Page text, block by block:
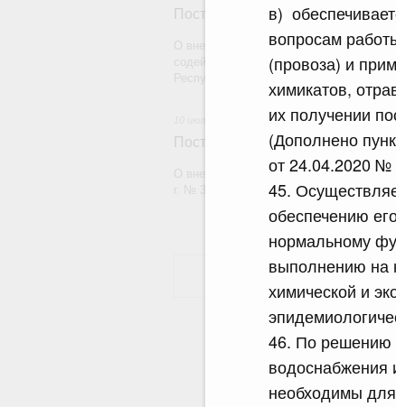
в)
вопросам
(провоза) и
химикатов,
их получении
(Дополнено
от 24.04.2020 №
45.
обеспечению
нормальному
выполнению на
химической и
46. По решению
водоснабжения
необходимы
Постановление Правительства
О внесении на ратификацию
содействии реализации
Республики Абхазия на 2026 - 2030 годы
Постановление Правительства
О внесении изменений в